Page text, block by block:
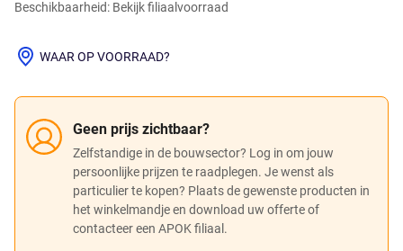
Beschikbaarheid: Bekijk filiaalvoorraad
Geen prijs zichtbaar?
Zelfstandige in de bouwsector? Log in om jouw
persoonlijke prijzen te raadplegen. Je wenst als
particulier te kopen? Plaats de gewenste producten in
het winkelmandje en download uw offerte of
contacteer een APOK filiaal.
WAAR OP VOORRAAD?